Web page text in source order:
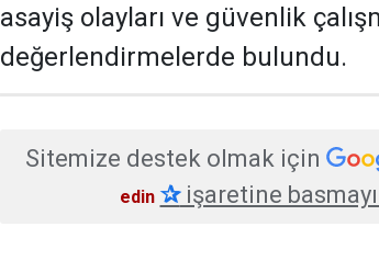
asayiş olayları ve güvenlik
değerlendirmelerde bulundu.
Sitemize destek olmak için
edin ✰işaretine